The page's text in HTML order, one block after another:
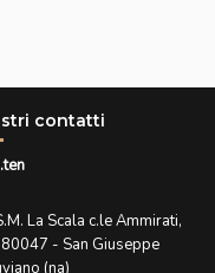
contatti
La Scala c.le Ammirati,
- San Giuseppe
(na)